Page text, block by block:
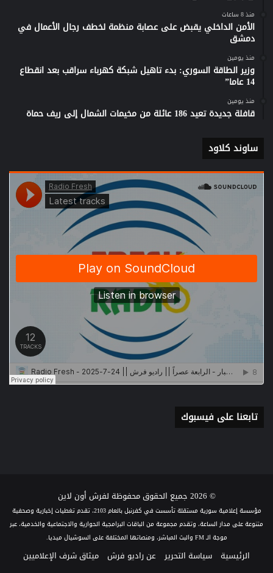
منذ 8 ساعات
الأمن الداخلي يقبض على عصابة منظمة لخطف رجال الأعمال في
دمشق
منذ يومين
وزير الطاقة السوري: بدء تاهيل شبكة كهرباء سراقب بعد انقطاع
14 عاما”
منذ يومين
قافلة جديدة تعيد 186 عائلة من مخيمات الشمال إلى ريف حماة
ساوند كلاود
تابعنا على فيسبوك
© 2026 جميع الحقوق محفوظة لفرش أون لاين
مؤسسة إعلامية سورية مستقلة تأسست في كفرنبل بالعام 2103، تقدم تغطيات إخبارية وصحفية
متنوعة على مدار الساعة، وتقدم مجموعة من الباقات البرامجية الحوارية والاجتماعية والخدمية، عبر
موجة الـ FM والبث المباشر، ومنصاتها المختلفة على السوشيال ميديا.
الرئيسية سياسة التحرير عن راديو فرش ميثاق شرف الإعلاميين